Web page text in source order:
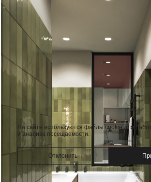
На сайте используются файлы cookie для
и анализа посещаемости.
Отклонить